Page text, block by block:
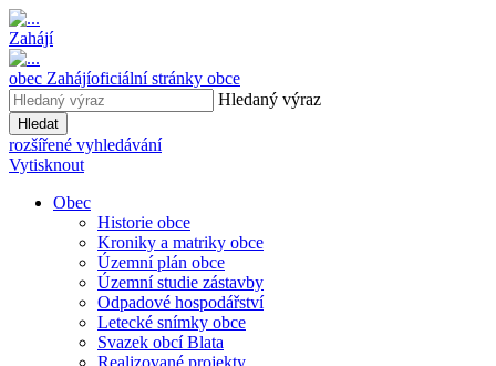
Zahájí
obec Zahájíoficiální stránky obce
Hledaný výraz
Hledat
rozšířené vyhledávání
Vytisknout
Obec
Historie obce
Kroniky a matriky obce
Územní plán obce
Územní studie zástavby
Odpadové hospodářství
Letecké snímky obce
Svazek obcí Blata
Realizované projekty